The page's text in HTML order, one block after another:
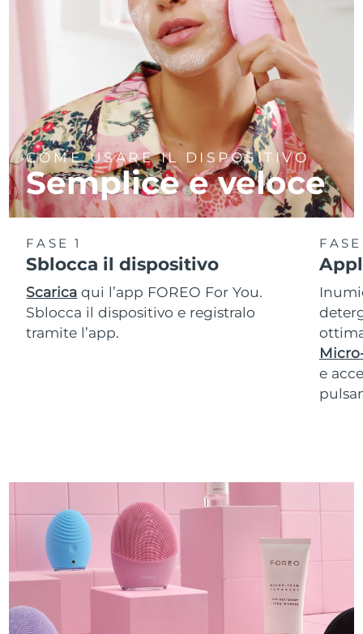
COME USARE IL DISPOSITIVO
Semplice e veloce
FASE 1
Sblocca il dispositivo
Scarica qui l’app FOREO For You.
Sblocca il dispositivo e registralo
tramite l’app.
e